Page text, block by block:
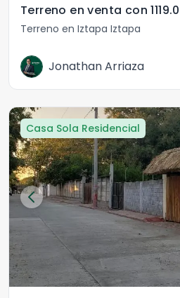
Terreno en venta con
Terreno en Iztapa Iztapa
Jonathan Arriaza
Casa Sola Residencial